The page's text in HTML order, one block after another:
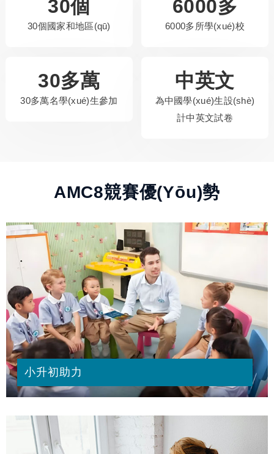
30個
30個國家和地區(qū)
6000多
6000多所學(xué)校
30多萬
30多萬名學(xué)生參加
中英文
為中國學(xué)生設(shè)
計中英文試卷
AMC8競賽優(yōu)勢
小升初助力